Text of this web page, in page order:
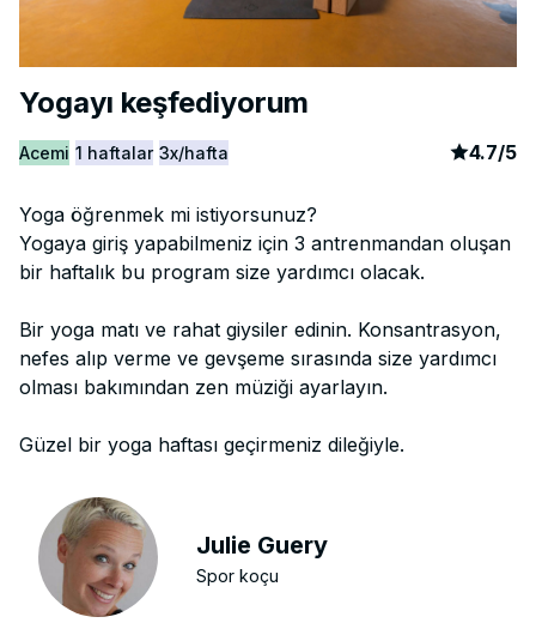
Yogayı keşfediyorum
Acemi 1 haftalar 3x/hafta article
4.7/5
Yoga öğrenmek mi istiyorsunuz?
Yogaya giriş yapabilmeniz için 3 antrenmandan oluşan
bir haftalık bu program size yardımcı olacak.
Bir yoga matı ve rahat giysiler edinin. Konsantrasyon,
nefes alıp verme ve gevşeme sırasında size yardımcı
olması bakımından zen müziği ayarlayın.
Güzel bir yoga haftası geçirmeniz dileğiyle.
Julie Guery
Spor koçu